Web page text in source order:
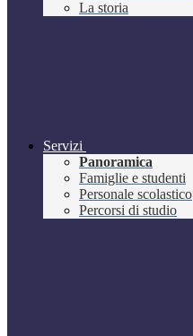
La storia
Servizi
Panoramica
Famiglie e studenti
Personale scolastico
Percorsi di studio